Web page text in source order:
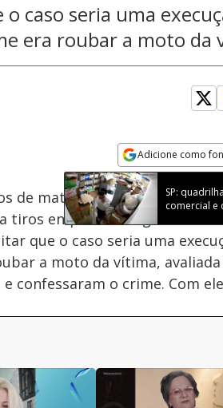
caso seria uma
era roubar a moto da
Adicione como
Opens in new
SP:
comercial e
Velocidade
de matar um professor em
tiros enquanto chegava de
que o caso seria uma
a moto da vítima, avaliada
confessaram o crime. Com